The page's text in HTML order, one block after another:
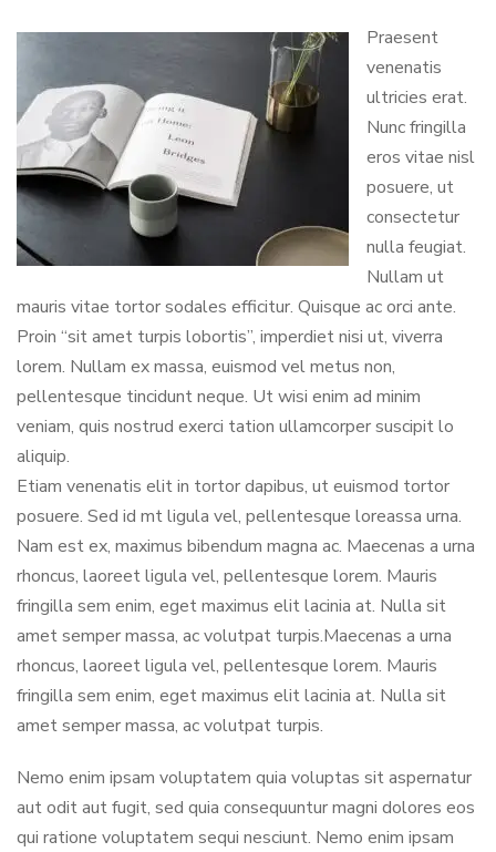
Praesent
venenatis
ultricies erat.
Nunc fringilla
eros vitae nisl
posuere, ut
consectetur
nulla feugiat.
Nullam ut
mauris vitae tortor sodales efficitur. Quisque ac orci ante.
Proin “sit amet turpis lobortis”, imperdiet nisi ut, viverra
lorem. Nullam ex massa, euismod vel metus non,
pellentesque tincidunt neque. Ut wisi enim ad minim
veniam, quis nostrud exerci tation ullamcorper suscipit lo
aliquip.
Etiam venenatis elit in tortor dapibus, ut euismod tortor
posuere. Sed id mt ligula vel, pellentesque loreassa urna.
Nam est ex, maximus bibendum magna ac. Maecenas a urna
rhoncus, laoreet ligula vel, pellentesque lorem. Mauris
fringilla sem enim, eget maximus elit lacinia at. Nulla sit
amet semper massa, ac volutpat turpis.Maecenas a urna
rhoncus, laoreet ligula vel, pellentesque lorem. Mauris
fringilla sem enim, eget maximus elit lacinia at. Nulla sit
amet semper massa, ac volutpat turpis.
Nemo enim ipsam voluptatem quia voluptas sit aspernatur
aut odit aut fugit, sed quia consequuntur magni dolores eos
qui ratione voluptatem sequi nesciunt. Nemo enim ipsam